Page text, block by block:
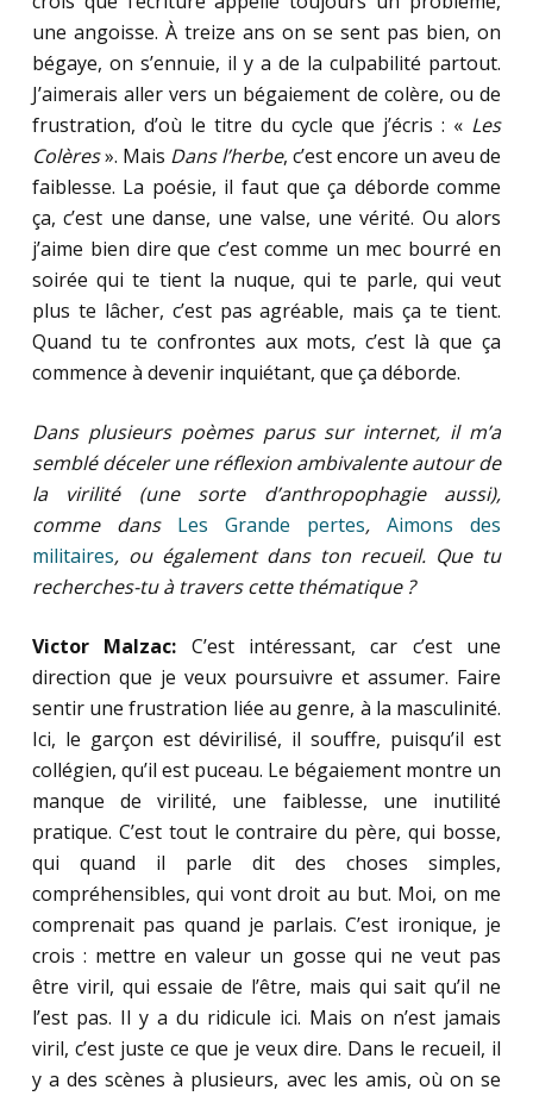
une angoisse. À treize ans on se sent pas bien, on
bégaye, on s’ennuie, il y a de la culpabilité partout.
J’aimerais aller vers un bégaiement de colère, ou de
frustration, d’où le titre du cycle que j’écris : « Les
Colères». Mais Dans l’herbe, c’est encore un aveu de
faiblesse. La poésie, il faut que ça déborde comme
ça, c’est une danse, une valse, une vérité. Ou alors
j’aime bien dire que c’est comme un mec bourré en
soirée qui te tient la nuque, qui te parle, qui veut
plus te lâcher, c’est pas agréable, mais ça te tient.
Quand tu te confrontes aux mots, c’est là que ça
commence à devenir inquiétant, que ça déborde.
Dans plusieurs poèmes parus sur internet, il m’a
semblé déceler une réflexion ambivalente autour de
la virilité (une sorte d’anthropophagie aussi),
comme dans Les Grande pertes,Aimons des
militaires, ou également dans ton recueil. Que tu
recherches-tu à travers cette thématique ?
Victor Malzac: C’est intéressant, car c’est une
direction que je veux poursuivre et assumer. Faire
sentir une frustration liée au genre, à la masculinité.
Ici, le garçon est dévirilisé, il souffre, puisqu’il est
collégien, qu’il est puceau. Le bégaiement montre un
manque de virilité, une faiblesse, une inutilité
pratique. C’est tout le contraire du père, qui bosse,
qui quand il parle dit des choses simples,
compréhensibles, qui vont droit au but. Moi, on me
comprenait pas quand je parlais. C’est ironique, je
crois : mettre en valeur un gosse qui ne veut pas
être viril, qui essaie de l’être, mais qui sait qu’il ne
l’est pas. Il y a du ridicule ici. Mais on n’est jamais
viril, c’est juste ce que je veux dire. Dans le recueil, il
y a des scènes à plusieurs, avec les amis, où on se